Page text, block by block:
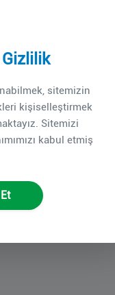
görev yapan
sorunların ve
Sağlık
yeniden gözden
yansıtmakta ve
sitemizin
kişiselleştirmek
Sitemizi
kabul etmiş